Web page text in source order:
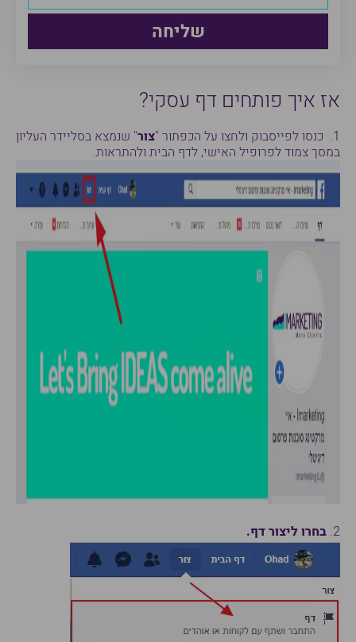
אז איך פותחים דף עסקי?
1. כנסו לפייסבוק ולחצו על הכפתור " צור" שנמצא בסליידר העליון
במסך צמוד לפרופיל האישי, לדף הבית ולהתראות.
2. בחרו ליצור דף.